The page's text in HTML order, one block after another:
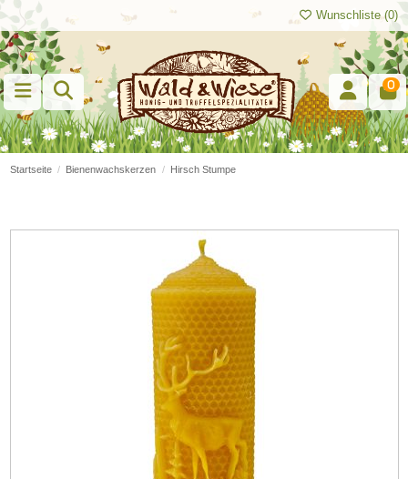
Wunschliste (0)
0
Startseite Bienenwachskerzen Hirsch Stumpe